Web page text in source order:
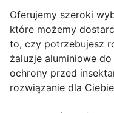
Oferujemy szeroki
które możemy
to, czy potrzebujesz
żaluzje aluminiowe
ochrony przed
rozwiązanie dla